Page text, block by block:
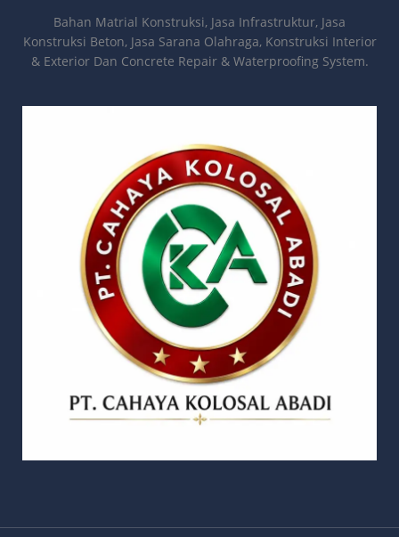
Bahan Matrial Konstruksi, Jasa Infrastruktur, Jasa
Konstruksi Beton, Jasa Sarana Olahraga, Konstruksi Interior
& Exterior Dan Concrete Repair & Waterproofing System.